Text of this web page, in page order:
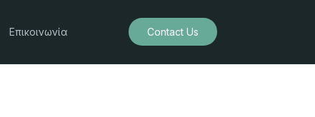
Επικοινωνία Contact Us